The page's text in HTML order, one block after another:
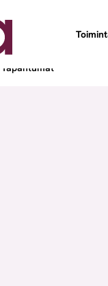
Tapahtumat